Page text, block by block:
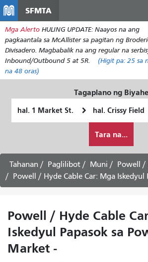
nilalaman
SFMTA
Mga Alerto HULING UPDATE: Naayos na ang
pagkaantala sa McAllister sa pagitan ng
Divisadero. Magbabalik na ang regular na
Inbound/Outbound 5 at 5R.
(Higit pa: 25 sa
na 48 oras)
Tagaplano ng Biyahe
ko
gustong
Tara na...
Tahanan Paglilibot Muni
Powell /
Powell / Hyde Cable Car: Mga Iskedyul
Powell / Hyde Cable
Iskedyul Papasok sa
Market -